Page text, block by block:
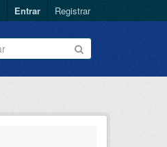
Entrar Registrar